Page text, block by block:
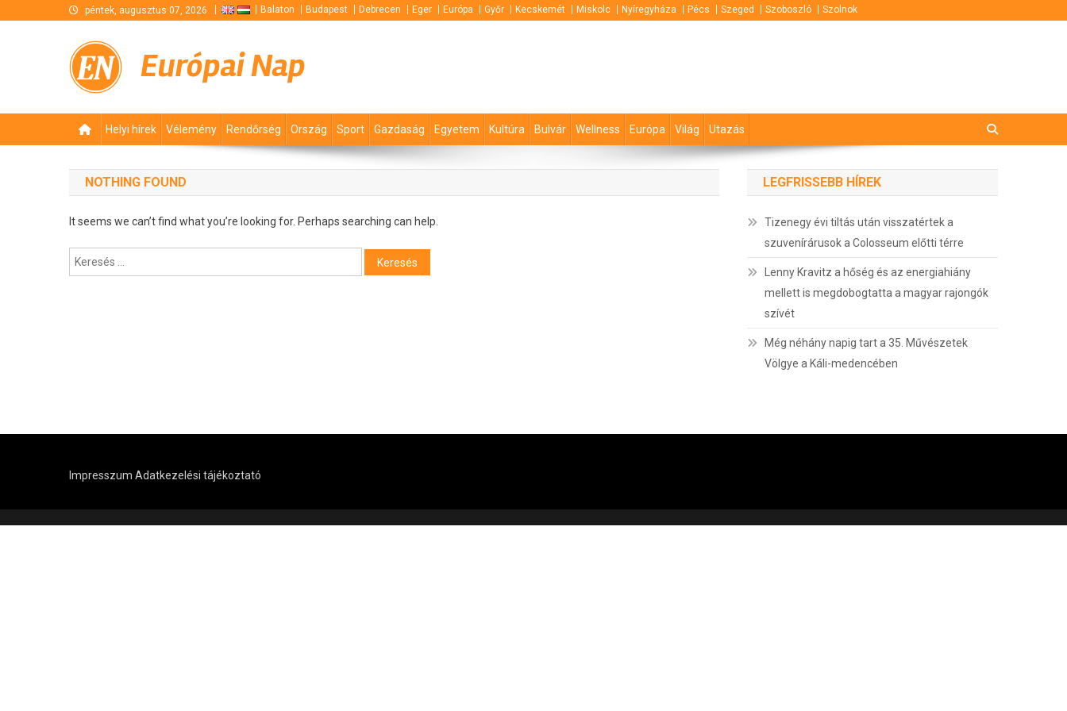
péntek, augusztus 07, 2026 Balaton Budapest Debrecen Eger Európa Győr Kecskemét Miskolc Nyíregyháza Pécs Szeged Szoboszló Szolnok
Európai Nap
Helyi hírek Vélemény Rendőrség Ország Sport Gazdaság Egyetem Kultúra Bulvár Wellness Európa Világ Utazás
NOTHING FOUND
It seems we can’t find what you’re looking for. Perhaps searching can help.
Keresés:
LEGFRISSEBB HÍREK
Tizenegy évi tiltás után visszatértek a
szuvenírárusok a Colosseum előtti térre
Lenny Kravitz a hőség és az energiahiány
mellett is megdobogtatta a magyar rajongók
szívét
Még néhány napig tart a 35. Művészetek
Völgye a Káli-medencében
Impresszum Adatkezelési tájékoztató